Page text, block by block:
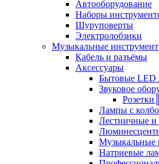
Автооборудование
Наборы
Шуруповерты
Электролобзики
Музыкальные
Кабель и разъёмы
Аксессуары
Бытовые LED
Звуковое
Лампы с
Лестничные и
Музыкальные
Натриевые